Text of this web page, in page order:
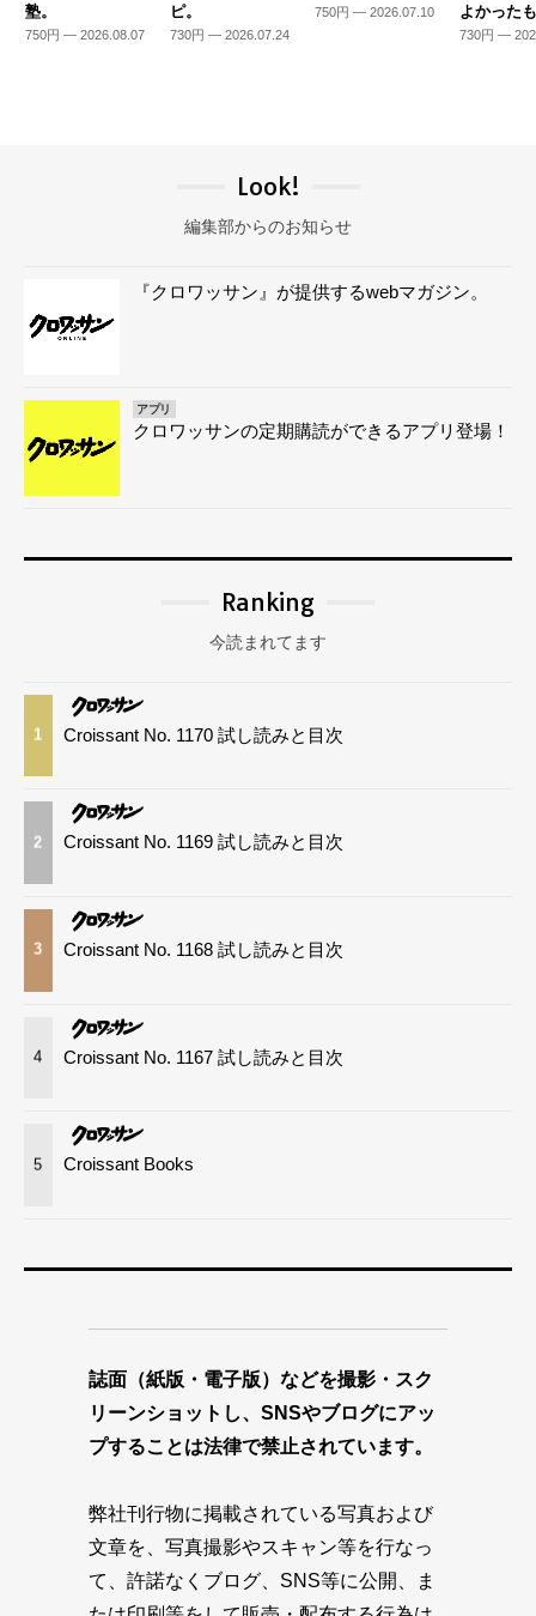
塾。
750円 — 2026.08.07
ピ。
730円 — 2026.07.24
750円 — 2026.07.10
よかった
730円 —
Look!
編集部からのお知らせ
『クロワッサン』が提供するwebマガジン。
アプリ
クロワッサンの定期購読ができるアプリ登場！
Ranking
今読まれてます
1 Croissant No. 1170 試し読みと目次
2 Croissant No. 1169 試し読みと目次
3 Croissant No. 1168 試し読みと目次
4 Croissant No. 1167 試し読みと目次
5 Croissant Books
誌面（紙版・電子版）などを撮影・スク
リーンショットし、SNSやブログにアッ
プすることは法律で禁止されています。
弊社刊行物に掲載されている写真および
文章を、写真撮影やスキャン等を行なっ
て、許諾なくブログ、SNS等に公開、ま